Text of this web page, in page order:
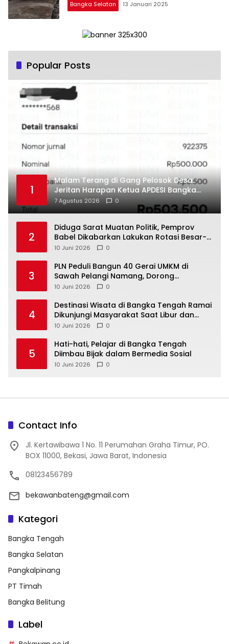
Bangka Selatan 13 Januari 2025
Popular Posts
1
Malam Terang di Gang Pelosok Desa:
Jeritan Harapan Ketua APDESI Bangka
Tengah untuk PLN Babel
7 Agustus 2026 0
2
‎Diduga Sarat Muatan Politik, Pemprov
Babel Dikabarkan Lakukan Rotasi Besar-
10 Juni 2026 0
3
‎PLN Peduli Bangun 40 Gerai UMKM di
Sawah Pelangi Namang, Dorong
10 Juni 2026 0
4
‎Destinasi Wisata di Bangka Tengah Ramai
Dikunjungi Masyarakat Saat Libur dan
Akhir Pekan
10 Juni 2026 0
5
‎Hati-hati, Pelajar di Bangka Tengah
Diimbau Bijak dalam Bermedia Sosial
10 Juni 2026 0
Contact Info
Jl. Kertawibawa 1 No. 11 Perumahan Graha Timur, PO.
BOX 11000, Bekasi, Jawa Barat, Indonesia
08123456789
bekawanbateng@gmail.com
Kategori
Bangka Tengah
Bangka Selatan
Pangkalpinang
PT Timah
Bangka Belitung
Label